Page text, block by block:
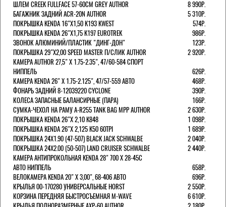
ШЛЕМ CREEK FULLFACE 57-60СМ GREY AUTHOR
8 990Р.
БАГАЖНИК ЗАДНИЙ ACR-20N AUTHOR
5 310Р.
ПОКРЫШКА KENDA 16"Х1,50 K193 KWEST
574Р.
ПОКРЫШКА KENDA 26"Х1,75 K197 EUROTREK
986Р.
ЗВОНОК АЛЮМИНИЙ/ПЛАСТИК "ДИНГ-ДОН"
123Р.
ПОКРЫШКА 29"Х2,00 SPEED MASTER П/СЛИК AUTHOR
2 920Р.
КАМЕРА AUTHOR 27,5" Х 1.75-2.35", 47/60-584 СПОРТ
НИППЕЛЬ
626Р.
КАМЕРА KENDA 26" Х 1.75-2.125", 47/57-559 АВТО
468Р.
ФОНАРЬ ЗАДНИЙ 8-12039220 CYCLONE
390Р.
КОЛЕСА ЗАПАСНЫЕ БАЛАНСИРНЫЕ (ПАРА)
166Р.
CУМКА-ЧЕХОЛ НА РАМУ A-R255 TANK BAG MPP AUTHOR
2 630Р.
ПОКРЫШКА KENDA 26"Х 2,10 K848
1 098Р.
ПОКРЫШКА KENDA 26"Х 2,125 K50 60TPI
1 689Р.
ПОКРЫШКА 24X1.90 (47-507) BLACK JACK SCHWALBE
2 040Р.
ПОКРЫШКА 24X2.00 (50-507) LAND CRUISER SCHWALBE
2 440Р.
КАМЕРА АНТИПРОКОЛЬНАЯ KENDA 28" 700 Х 28-45C
АВТО НИППЕЛЬ
658Р.
ВЕЛОКАМЕРА KENDA 20" Х 3,00", 68-406 АВТО
696Р.
КРЫЛЬЯ 00-170280 УНИВЕРСАЛЬНЫЕ HORST
2 550Р.
КОРЗИНА ПЕРЕДНЯЯ БЫСТРОСЪЕМНАЯ M-WAVE
6 610Р.